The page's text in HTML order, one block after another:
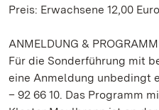
Preis: Erwachsene 12,00
ANMELDUNG & PROGRAMM
Für die Sonderführung mit
eine Anmeldung unbedingt
– 92 66 10. Das Programm